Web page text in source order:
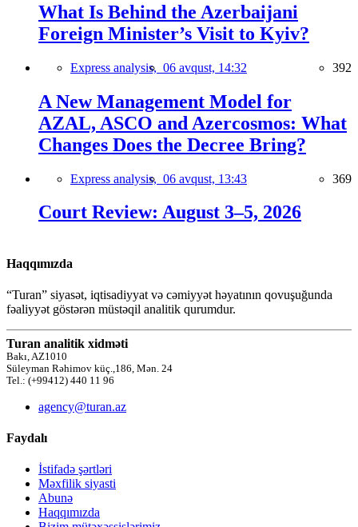
What Is Behind the Azerbaijani
Foreign Minister’s Visit to Kyiv?
Express analysis, 06 avqust, 14:32 392
A New Management Model for
AZAL, ASCO and Azercosmos: What
Changes Does the Decree Bring?
Express analysis, 06 avqust, 13:43 369
Court Review: August 3–5, 2026
Haqqımızda
“Turan” siyasət, iqtisadiyyat və cəmiyyət həyatının qovuşuğunda
fəaliyyət göstərən müstəqil analitik qurumdur.
Turan analitik xidməti
Bakı, AZ1010
Süleyman Rəhimov küç.,186, Mən. 24
Tel.: (+99412) 440 11 96
agency@turan.az
Faydalı
İstifadə şərtləri
Məxfilik siyasti
Abunə
Haqqımızda